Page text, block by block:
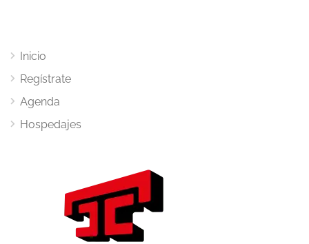
Inicio
Regístrate
Agenda
Hospedajes